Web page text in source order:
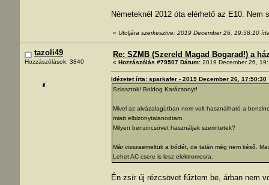
Németeknél 2012 óta elérhető az E10. Nem
« Utoljára szerkesztve: 2019 December 26, 19:58:10
tazoli49
Hozzászólások: 3840
Re: SZMB (Szereld Magad Bogarad!) a
« Hozzászólás #79507 Dátum: 2019 December 26,
Idézetet írta: sparkafer - 2019 December 26, 17:50:30
Sziasztok! Boldog Karácsonyt!
Mivel az alvázalagútban nem volt használható a
miatt elbizonytalanodtam.
Milyen benzincsövet használjak szerintetek?
Már visszaemeltük a bódét, de talán még nem késő.
Lehet AC csere is lesz elektromosra.
Én zsír új rézcsövet fűztem be, árban nem